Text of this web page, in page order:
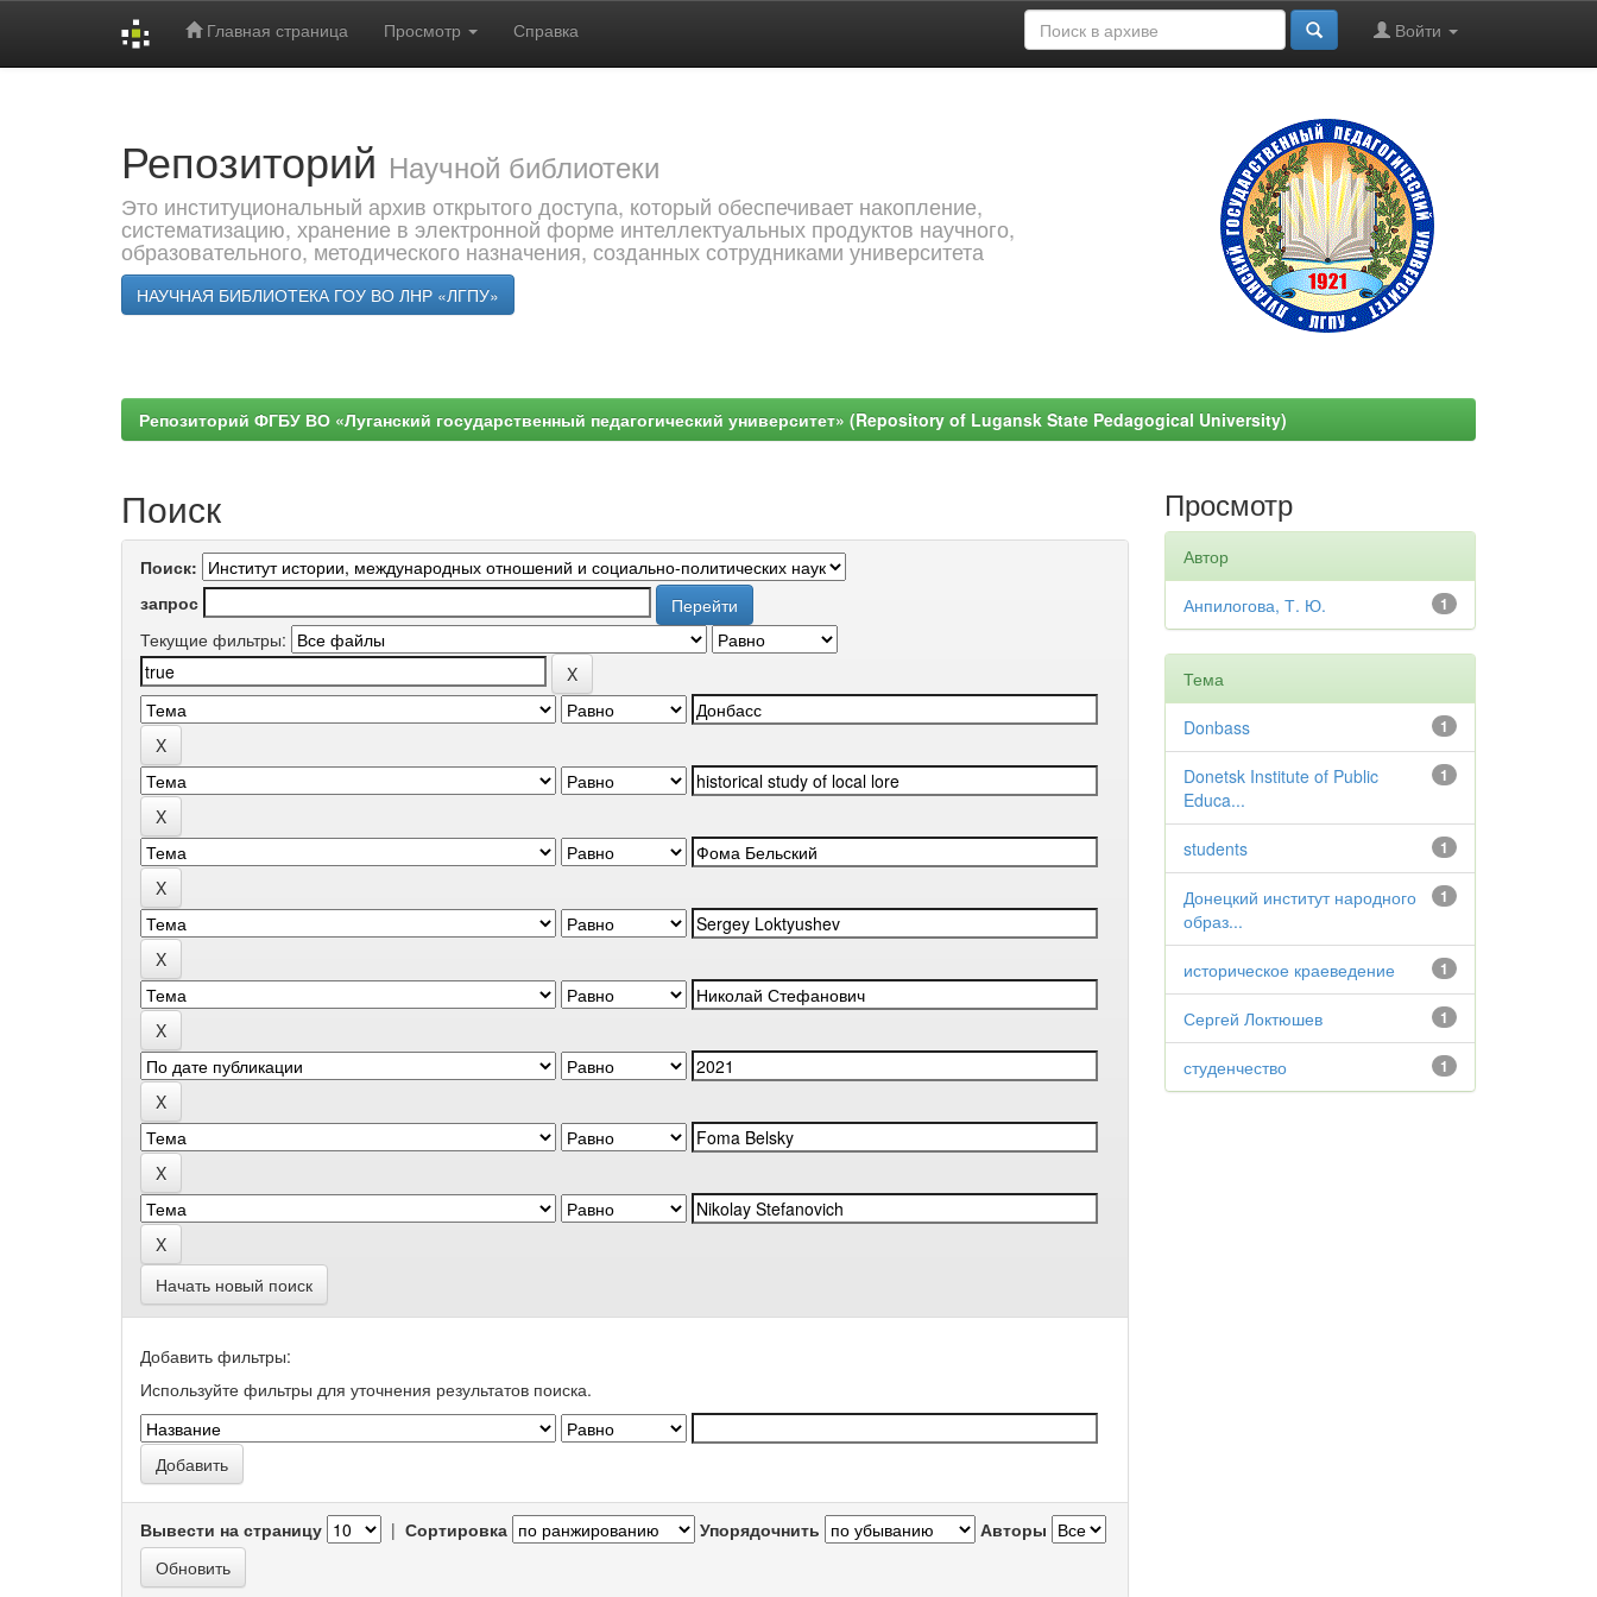
Главная страница Просмотр Справка Войти
Репозиторий Научной библиотеки
Это институциональный архив открытого доступа, который обеспечивает накопление,
систематизацию, хранение в электронной форме интеллектуальных продуктов научного,
образовательного, методического назначения, созданных сотрудниками университета
НАУЧНАЯ БИБЛИОТЕКА ГОУ ВО ЛНР «ЛГПУ»
Репозиторий ФГБУ ВО «Луганский государственный педагогический университет» (Repository of Lugansk State Pedagogical University)
Поиск
Поиск:
запрос
Текущие фильтры:
Начать новый поиск
Добавить фильтры:
Используйте фильтры для уточнения результатов поиска.
Вывести на страницу | Сортировка Упорядочнить Авторы
Просмотр
Автор
1
Анпилогова, Т. Ю.
Тема
1
Donbass
1
Donetsk Institute of Public
Educa...
1
students
1
Донецкий институт народного
образ...
1
историческое краеведение
1
Сергей Локтюшев
1
студенчество